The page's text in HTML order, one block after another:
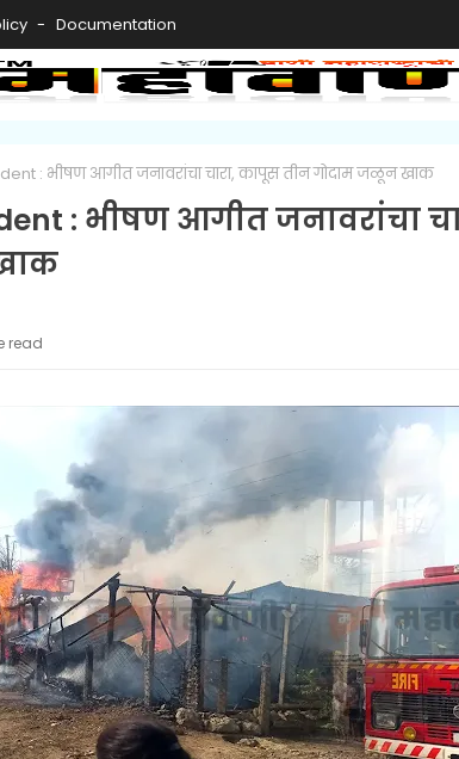
Documentation
: भीषण आगीत जनावरांचा चारा, कापूस तीन गोदाम जळून खाक
: भीषण आगीत जनावरांचा
read